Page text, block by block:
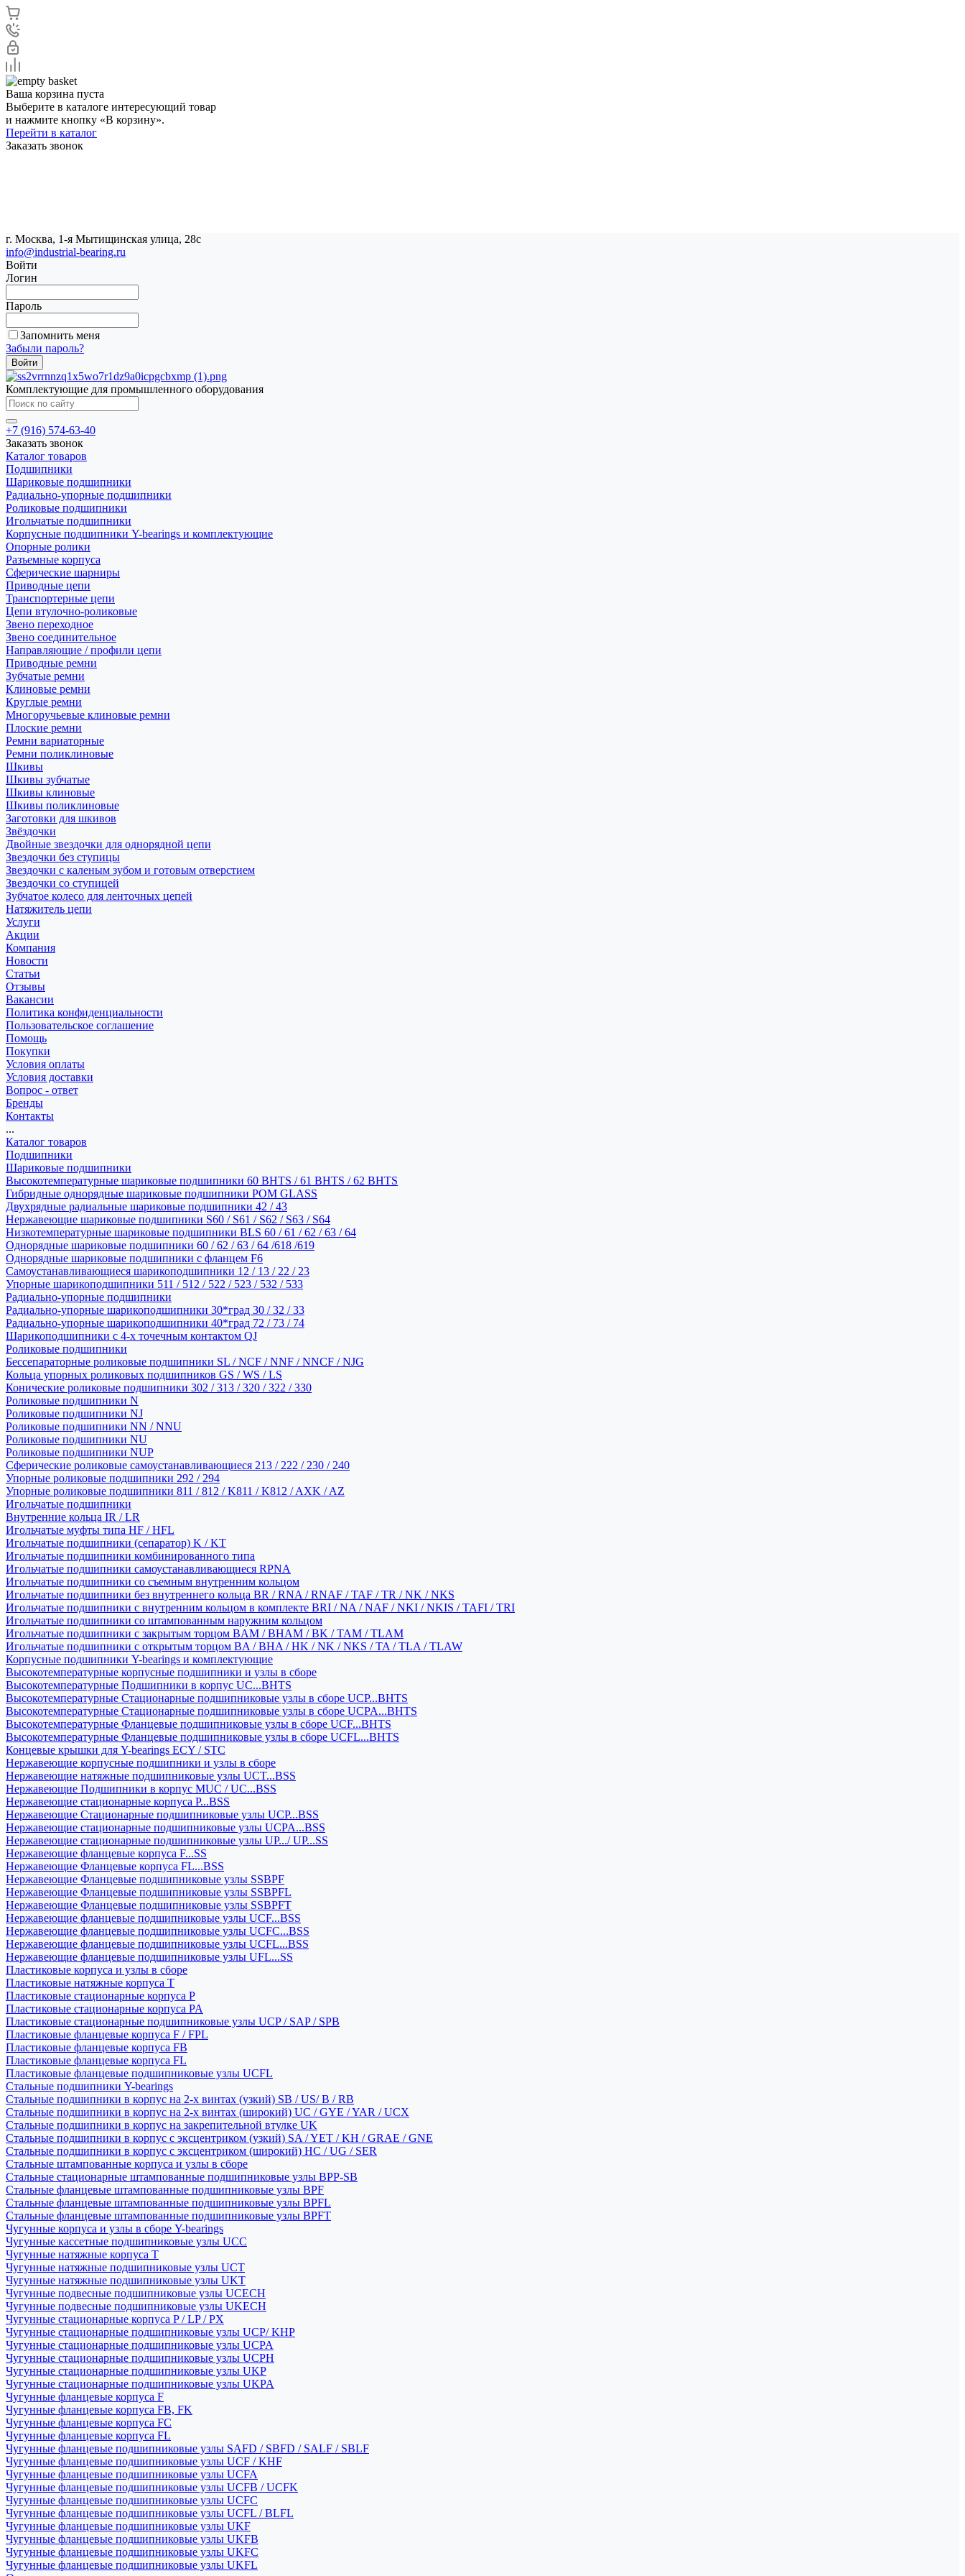
Ваша корзина пуста
Выберите в каталоге интересующий товар
и нажмите кнопку «В корзину».
Перейти в каталог
Заказать звонок
г. Москва, 1-я Мытищинская улица, 28с
info@industrial-bearing.ru
Войти
Логин
Пароль
Запомнить меня
Забыли пароль?
Комплектующие для промышленного оборудования
+7 (916) 574-63-40
Заказать звонок
Каталог товаров
Подшипники
Шариковые подшипники
Радиально-упорные подшипники
Роликовые подшипники
Игольчатые подшипники
Корпусные подшипники Y-bearings и комплектующие
Опорные ролики
Разъемные корпуса
Сферические шарниры
Приводные цепи
Транспортерные цепи
Цепи втулочно-роликовые
Звено переходное
Звено соединительное
Направляющие / профили цепи
Приводные ремни
Зубчатые ремни
Клиновые ремни
Круглые ремни
Многоручьевые клиновые ремни
Плоские ремни
Ремни вариаторные
Ремни поликлиновые
Шкивы
Шкивы зубчатые
Шкивы клиновые
Шкивы поликлиновые
Заготовки для шкивов
Звёздочки
Двойные звездочки для однорядной цепи
Звездочки без ступицы
Звездочки с каленым зубом и готовым отверстием
Звездочки со ступицей
Зубчатое колесо для ленточных цепей
Натяжитель цепи
Услуги
Акции
Компания
Новости
Статьи
Отзывы
Вакансии
Политика конфиденциальности
Пользовательское соглашение
Помощь
Покупки
Условия оплаты
Условия доставки
Вопрос - ответ
Бренды
Контакты
...
Каталог товаров
Подшипники
Шариковые подшипники
Высокотемпературные шариковые подшипники 60 BHTS / 61 BHTS / 62 BHTS
Гибридные однорядные шариковые подшипники POM GLASS
Двухрядные радиальные шариковые подшипники 42 / 43
Нержавеющие шариковые подшипники S60 / S61 / S62 / S63 / S64
Низкотемпературные шариковые подшипники BLS 60 / 61 / 62 / 63 / 64
Однорядные шариковые подшипники 60 / 62 / 63 / 64 /618 /619
Однорядные шариковые подшипники с фланцем F6
Самоустанавливающиеся шарикоподшипники 12 / 13 / 22 / 23
Упорные шарикоподшипники 511 / 512 / 522 / 523 / 532 / 533
Радиально-упорные подшипники
Радиально-упорные шарикоподшипники 30*град 30 / 32 / 33
Радиально-упорные шарикоподшипники 40*град 72 / 73 / 74
Шарикоподшипники с 4-х точечным контактом QJ
Роликовые подшипники
Бессепараторные роликовые подшипники SL / NCF / NNF / NNCF / NJG
Кольца упорных роликовых подшипников GS / WS / LS
Конические роликовые подшипники 302 / 313 / 320 / 322 / 330
Роликовые подшипники N
Роликовые подшипники NJ
Роликовые подшипники NN / NNU
Роликовые подшипники NU
Роликовые подшипники NUP
Сферические роликовые самоустанавливающиеся 213 / 222 / 230 / 240
Упорные роликовые подшипники 292 / 294
Упорные роликовые подшипники 811 / 812 / K811 / K812 / AXK / AZ
Игольчатые подшипники
Внутренние кольца IR / LR
Игольчатые муфты типа HF / HFL
Игольчатые подшипники (сепаратор) K / KT
Игольчатые подшипники комбинированного типа
Игольчатые подшипники самоустанавливающиеся RPNA
Игольчатые подшипники со съемным внутренним кольцом
Игольчатые подшипники без внутреннего кольца BR / RNA / RNAF / TAF / TR / NK / NKS
Игольчатые подшипники с внутренним кольцом в комплекте BRI / NA / NAF / NKI / NKIS / TAFI / TRI
Игольчатые подшипники со штампованным наружним кольцом
Игольчатые подшипники с закрытым торцом BAM / BHAM / BK / TAM / TLAM
Игольчатые подшипники с открытым торцом BA / BHA / HK / NK / NKS / TA / TLA / TLAW
Корпусные подшипники Y-bearings и комплектующие
Высокотемпературные корпусные подшипники и узлы в сборе
Высокотемпературные Подшипники в корпус UC...BHTS
Высокотемпературные Стационарные подшипниковые узлы в сборе UCP...BHTS
Высокотемпературные Стационарные подшипниковые узлы в сборе UCPA...BHTS
Высокотемпературные Фланцевые подшипниковые узлы в сборе UCF...BHTS
Высокотемпературные Фланцевые подшипниковые узлы в сборе UCFL...BHTS
Концевые крышки для Y-bearings ECY / STC
Нержавеющие корпусные подшипники и узлы в сборе
Нержавеющие натяжные подшипниковые узлы UCT...BSS
Нержавеющие Подшипники в корпус MUC / UC...BSS
Нержавеющие стационарные корпуса P...BSS
Нержавеющие Стационарные подшипниковые узлы UCP...BSS
Нержавеющие стационарные подшипниковые узлы UCPA...BSS
Нержавеющие стационарные подшипниковые узлы UP.../ UP...SS
Нержавеющие фланцевые корпуса F...SS
Нержавеющие Фланцевые корпуса FL...BSS
Нержавеющие Фланцевые подшипниковые узлы SSBPF
Нержавеющие Фланцевые подшипниковые узлы SSBPFL
Нержавеющие Фланцевые подшипниковые узлы SSBPFT
Нержавеющие фланцевые подшипниковые узлы UCF...BSS
Нержавеющие фланцевые подшипниковые узлы UCFC...BSS
Нержавеющие фланцевые подшипниковые узлы UCFL...BSS
Нержавеющие фланцевые подшипниковые узлы UFL...SS
Пластиковые корпуса и узлы в сборе
Пластиковые натяжные корпуса T
Пластиковые стационарные корпуса P
Пластиковые стационарные корпуса PA
Пластиковые стационарные подшипниковые узлы UCP / SAP / SPB
Пластиковые фланцевые корпуса F / FPL
Пластиковые фланцевые корпуса FB
Пластиковые фланцевые корпуса FL
Пластиковые фланцевые подшипниковые узлы UCFL
Стальные подшипники Y-bearings
Стальные подшипники в корпус на 2-х винтах (узкий) SB / US/ B / RB
Стальные подшипники в корпус на 2-х винтах (широкий) UC / GYE / YAR / UCX
Стальные подшипники в корпус на закрепительной втулке UK
Стальные подшипники в корпус с эксцентриком (узкий) SA / YET / KH / GRAE / GNE
Стальные подшипники в корпус с эксцентриком (широкий) HC / UG / SER
Стальные штампованные корпуса и узлы в сборе
Стальные стационарные штампованные подшипниковые узлы BPP-SB
Стальные фланцевые штампованные подшипниковые узлы BPF
Стальные фланцевые штампованные подшипниковые узлы BPFL
Стальные фланцевые штампованные подшипниковые узлы BPFT
Чугунные корпуса и узлы в сборе Y-bearings
Чугунные кассетные подшипниковые узлы UCC
Чугунные натяжные корпуса T
Чугунные натяжные подшипниковые узлы UCT
Чугунные натяжные подшипниковые узлы UKT
Чугунные подвесные подшипниковые узлы UCECH
Чугунные подвесные подшипниковые узлы UKECH
Чугунные стационарные корпуса P / LP / PX
Чугунные стационарные подшипниковые узлы UCP/ KHP
Чугунные стационарные подшипниковые узлы UCPA
Чугунные стационарные подшипниковые узлы UCPH
Чугунные стационарные подшипниковые узлы UKP
Чугунные стационарные подшипниковые узлы UKPA
Чугунные фланцевые корпуса F
Чугунные фланцевые корпуса FB, FK
Чугунные фланцевые корпуса FC
Чугунные фланцевые корпуса FL
Чугунные фланцевые подшипниковые узлы SAFD / SBFD / SALF / SBLF
Чугунные фланцевые подшипниковые узлы UCF / KHF
Чугунные фланцевые подшипниковые узлы UCFA
Чугунные фланцевые подшипниковые узлы UCFB / UCFK
Чугунные фланцевые подшипниковые узлы UCFC
Чугунные фланцевые подшипниковые узлы UCFL / BLFL
Чугунные фланцевые подшипниковые узлы UKF
Чугунные фланцевые подшипниковые узлы UKFB
Чугунные фланцевые подшипниковые узлы UKFC
Чугунные фланцевые подшипниковые узлы UKFL